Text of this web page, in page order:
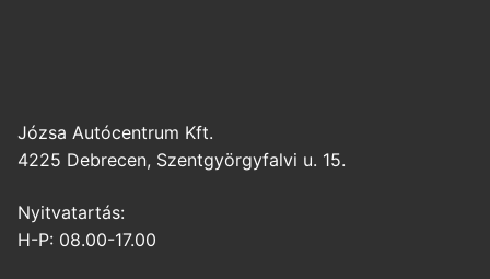
Józsa Autócentrum Kft.
4225 Debrecen, Szentgyörgyfalvi u. 15.
Nyitvatartás:
H-P: 08.00-17.00